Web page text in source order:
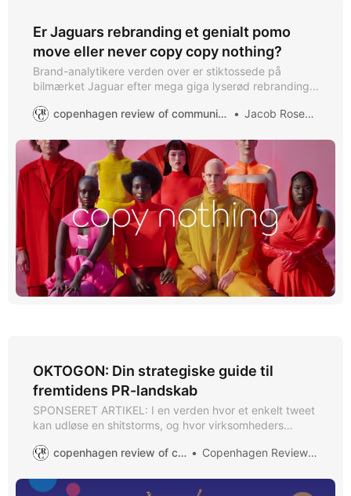
Er Jaguars rebranding et genialt pomo
move eller never copy copy nothing?
Brand-analytikere verden over er stiktossede på
bilmærket Jaguar efter mega giga lyserød rebranding.
jaguar begået brandmæssigt harakiri i deres
copenhagen review of communication Jacob Rosendal
OKTOGON: Din strategiske guide til
fremtidens PR-landskab
SPONSERET ARTIKEL: I en verden hvor et enkelt tweet
kan udløse en shitstorms, og hvor virksomheders
professionel PR-håndtering aldrig været vigtigere.
på et kritisk tidspunkt, hvor behovet for strategisk
copenhagen review of communication Copenhagen Review of Communication